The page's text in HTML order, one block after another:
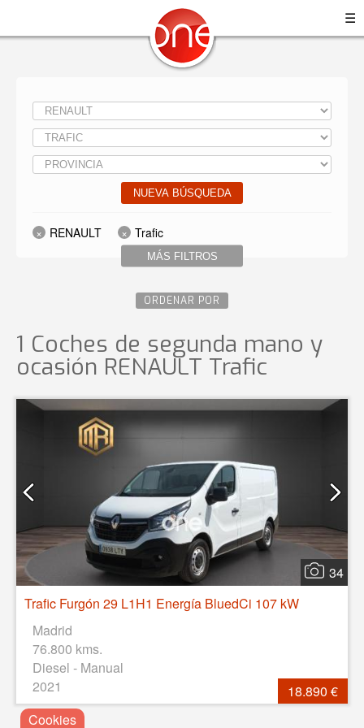
☰
NUEVA BÚSQUEDA
MÁS FILTROS
RENAULT Trafic
ORDENAR POR
1 Coches de segunda mano y
ocasión RENAULT Trafic
34
Trafic Furgón 29 L1H1 Energía BluedCi 107 kW
Madrid
76.800 kms.
Diesel - Manual
2021
18.890 €